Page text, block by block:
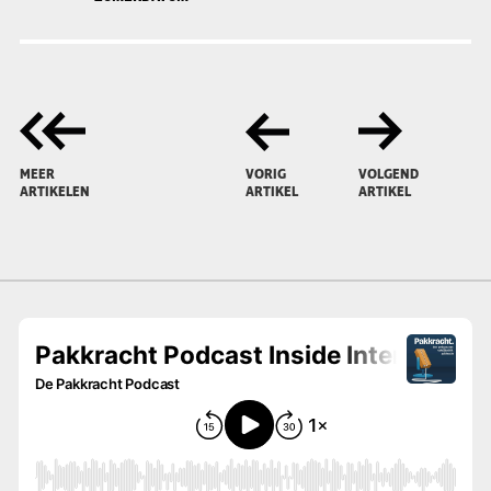
MEER
ARTIKELEN
VORIG
ARTIKEL
VOLGEND
ARTIKEL